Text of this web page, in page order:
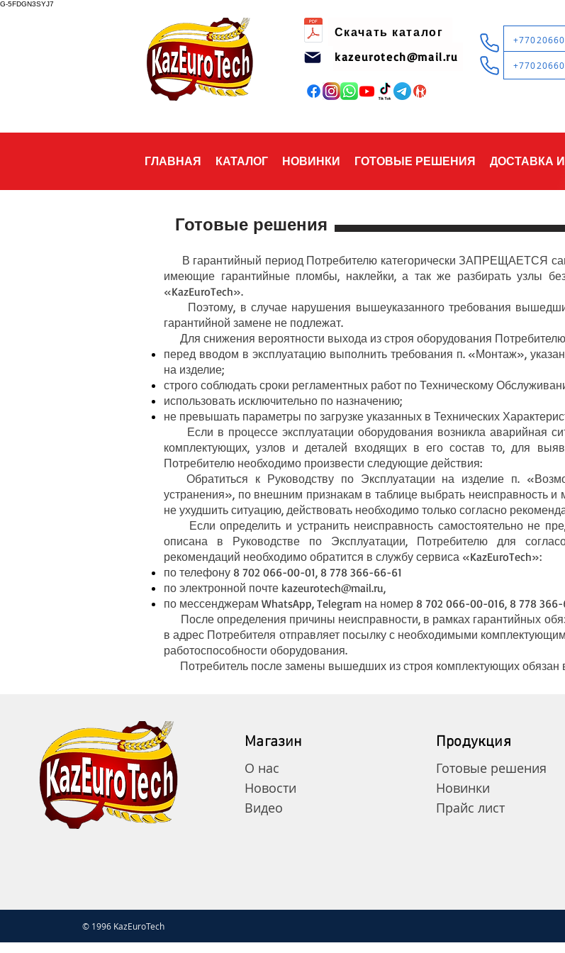
G-5FDGN3SYJ7
Скачать каталог
kazeurotech@mail.ru
ГЛАВНАЯ КАТАЛОГ НОВИНКИ ГОТОВЫЕ РЕШЕНИЯ ДОСТАВКА
Готовые решения
В гарантийный период Потребителю категорически ЗАПРЕЩАЕТСЯ
имеющие гарантийные пломбы, наклейки, а так же разбирать узлы
«KazEuroTech».
Поэтому, в случае нарушения вышеуказанного требования
гарантийной замене не подлежат.
Для снижения вероятности выхода из строя оборудования
перед вводом в эксплуатацию выполнить требования п. «Монтаж»,
на изделие;
строго соблюдать сроки регламентных работ по Техническому
использовать исключительно по назначению;
не превышать параметры по загрузке указанных в Технических
Если в процессе эксплуатации оборудования возникла аварийная
комплектующих, узлов и деталей входящих в его состав то, для
Потребителю необходимо произвести следующие действия:
Обратиться к Руководству по Эксплуатации на изделие п.
устранения», по внешним признакам в таблице выбрать неисправность и
не ухудшить ситуацию, действовать необходимо только согласно
Если определить и устранить неисправность самостоятельно не
описана в Руководстве по Эксплуатации, Потребителю для
рекомендаций необходимо обратится в службу сервиса «KazEuroTech»:
по телефону 8 702 066-00-01, 8 778 366-66-61
по электронной почте kazeurotech@mail.ru,
по мессенджерам WhatsApp, Telegram на номер 8 702 066-00-016, 8 778 366-
После определения причины неисправности, в рамках гарантийных
в адрес Потребителя отправляет посылку с необходимыми
работоспособности оборудования.
Потребитель после замены вышедших из строя комплектующих обязан
Магазин
О нас
Новости
Видео
Продукция
Готовые решения
Новинки
Прайс лист
© 1996 KazEuroTech